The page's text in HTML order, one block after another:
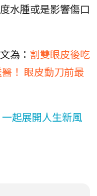
水腫或是影響傷口
為： 割雙眼皮後吃
！ 眼皮動刀前最
起展開人生新風